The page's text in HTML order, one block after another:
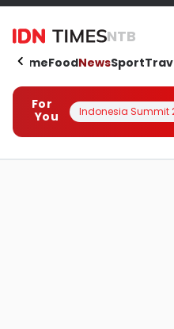
NTB
HomeFoodNewsSport
For
You
Indonesia Summit